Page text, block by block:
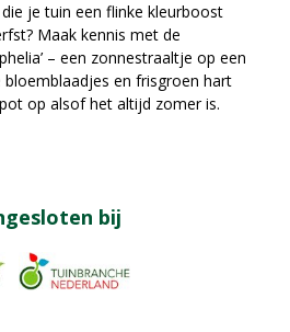
je tuin een flinke kleurboost
Maak kennis met de
– een zonnestraaltje op een
en frisgroen hart
op alsof het altijd zomer is.
bij